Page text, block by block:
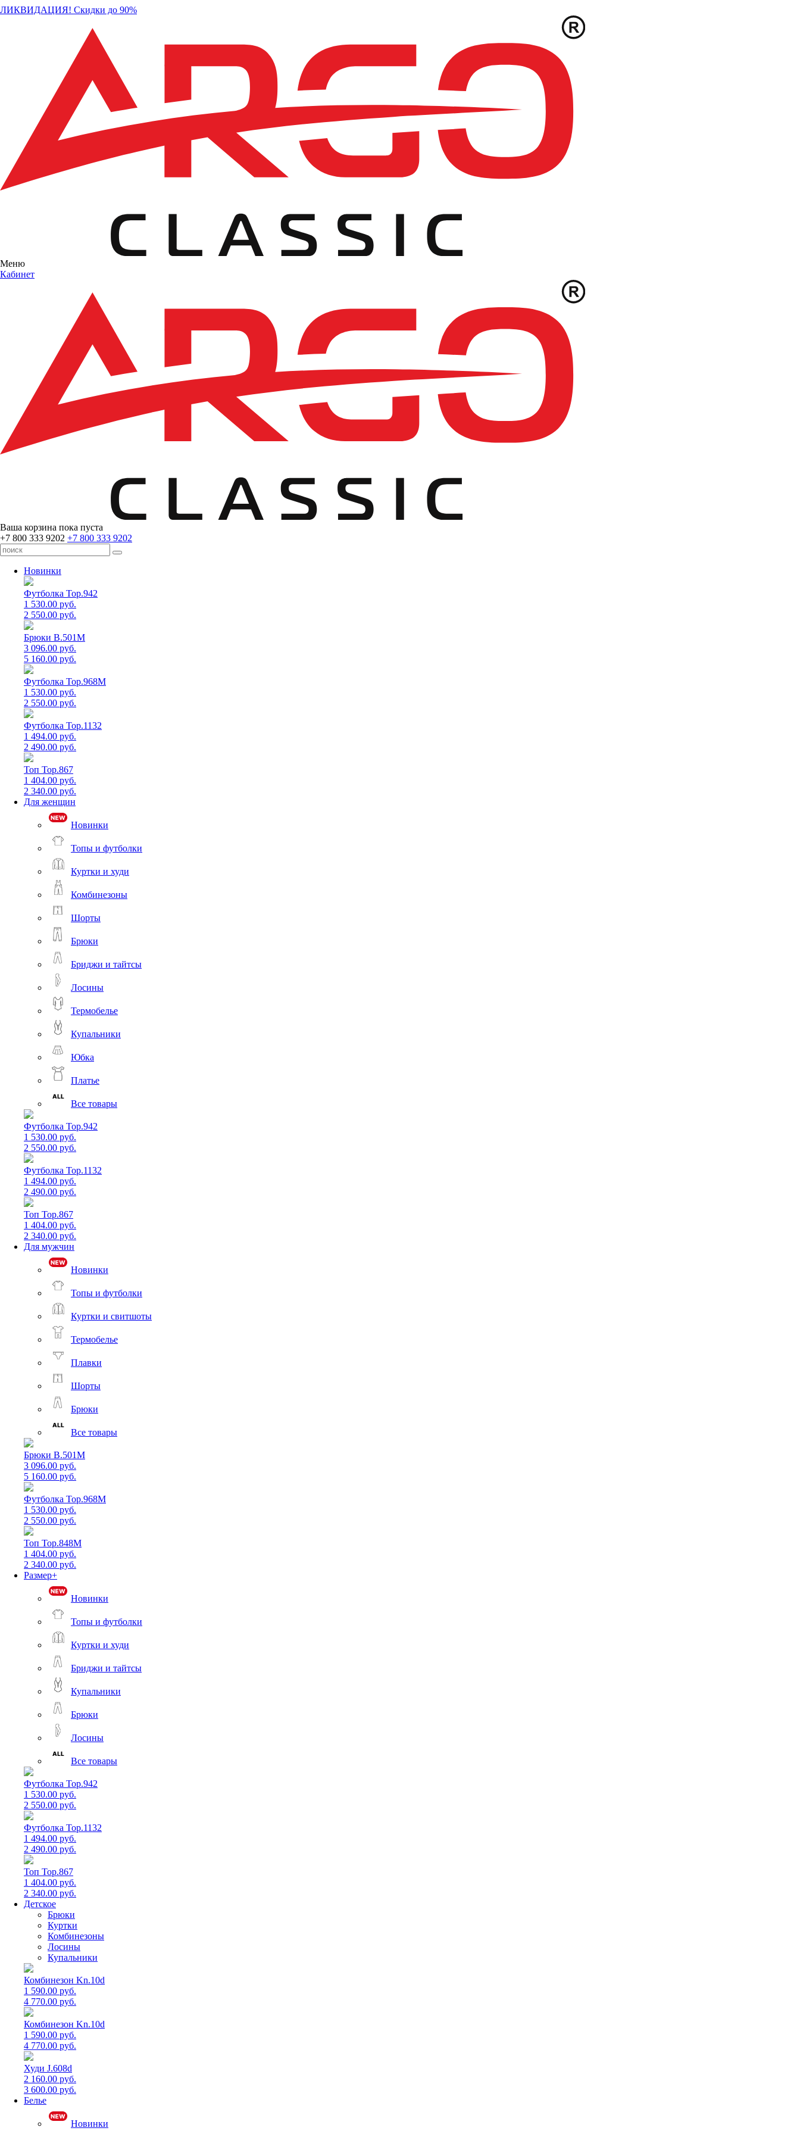
ЛИКВИДАЦИЯ! Скидки до 90%
Меню
Кабинет
Ваша корзина пока пуста
+7 800 333 9202 +7 800 333 9202
Новинки
Футболка Top.942
1 530.00 руб.
2 550.00 руб.
Брюки B.501M
3 096.00 руб.
5 160.00 руб.
Футболка Top.968M
1 530.00 руб.
2 550.00 руб.
Футболка Top.1132
1 494.00 руб.
2 490.00 руб.
Топ Top.867
1 404.00 руб.
2 340.00 руб.
Для женщин
Новинки
Топы и футболки
Куртки и худи
Комбинезоны
Шорты
Брюки
Бриджи и тайтсы
Лосины
Термобелье
Купальники
Юбка
Платье
Все товары
Футболка Top.942
1 530.00 руб.
2 550.00 руб.
Футболка Top.1132
1 494.00 руб.
2 490.00 руб.
Топ Top.867
1 404.00 руб.
2 340.00 руб.
Для мужчин
Новинки
Топы и футболки
Куртки и свитшоты
Термобелье
Плавки
Шорты
Брюки
Все товары
Брюки B.501M
3 096.00 руб.
5 160.00 руб.
Футболка Top.968M
1 530.00 руб.
2 550.00 руб.
Топ Top.848M
1 404.00 руб.
2 340.00 руб.
Размер+
Новинки
Топы и футболки
Куртки и худи
Бриджи и тайтсы
Купальники
Брюки
Лосины
Все товары
Футболка Top.942
1 530.00 руб.
2 550.00 руб.
Футболка Top.1132
1 494.00 руб.
2 490.00 руб.
Топ Top.867
1 404.00 руб.
2 340.00 руб.
Детское
Брюки
Куртки
Комбинезоны
Лосины
Купальники
Комбинезон Kn.10d
1 590.00 руб.
4 770.00 руб.
Комбинезон Kn.10d
1 590.00 руб.
4 770.00 руб.
Худи J.608d
2 160.00 руб.
3 600.00 руб.
Белье
Новинки